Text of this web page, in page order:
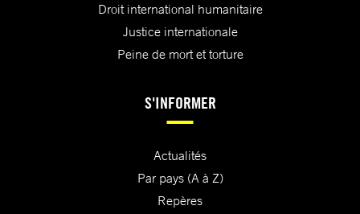
Droit international humanitaire
Justice internationale
Peine de mort et torture
S'INFORMER
Actualités
Par pays (A à Z)
Repères